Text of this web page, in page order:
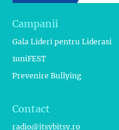
Campanii
Gala Lideri pentru Liderasi
1uniFEST
Prevenire Bullying
Contact
radio@itsybitsy.ro